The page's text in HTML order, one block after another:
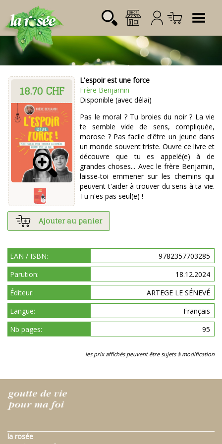
Login:
Mot de passe:
Désignation Référence
Total CHF
18.70 CHF
L'espoir est une force
Frère Benjamin
Disponible (avec délai)
Pas le moral ? Tu broies du noir ? La vie
te semble vide de sens, compliquée,
morose ? Pas facile d'être un jeune dans
un monde souvent triste. Ouvre ce livre et
découvre que tu es appelé(e) à de
grandes choses... Avec le frère Benjamin,
laisse-toi emmener sur les chemins qui
peuvent t'aider à trouver du sens à ta vie.
Tu n'es pas seul(e) !
Ajouter au panier
EAN / ISBN:
9782357703285
Parution:
18.12.2024
Éditeur:
ARTEGE LE SÉNEVÉ
Langue:
Français
Nb pages:
95
les prix affichés peuvent être sujets à modification
la rosée